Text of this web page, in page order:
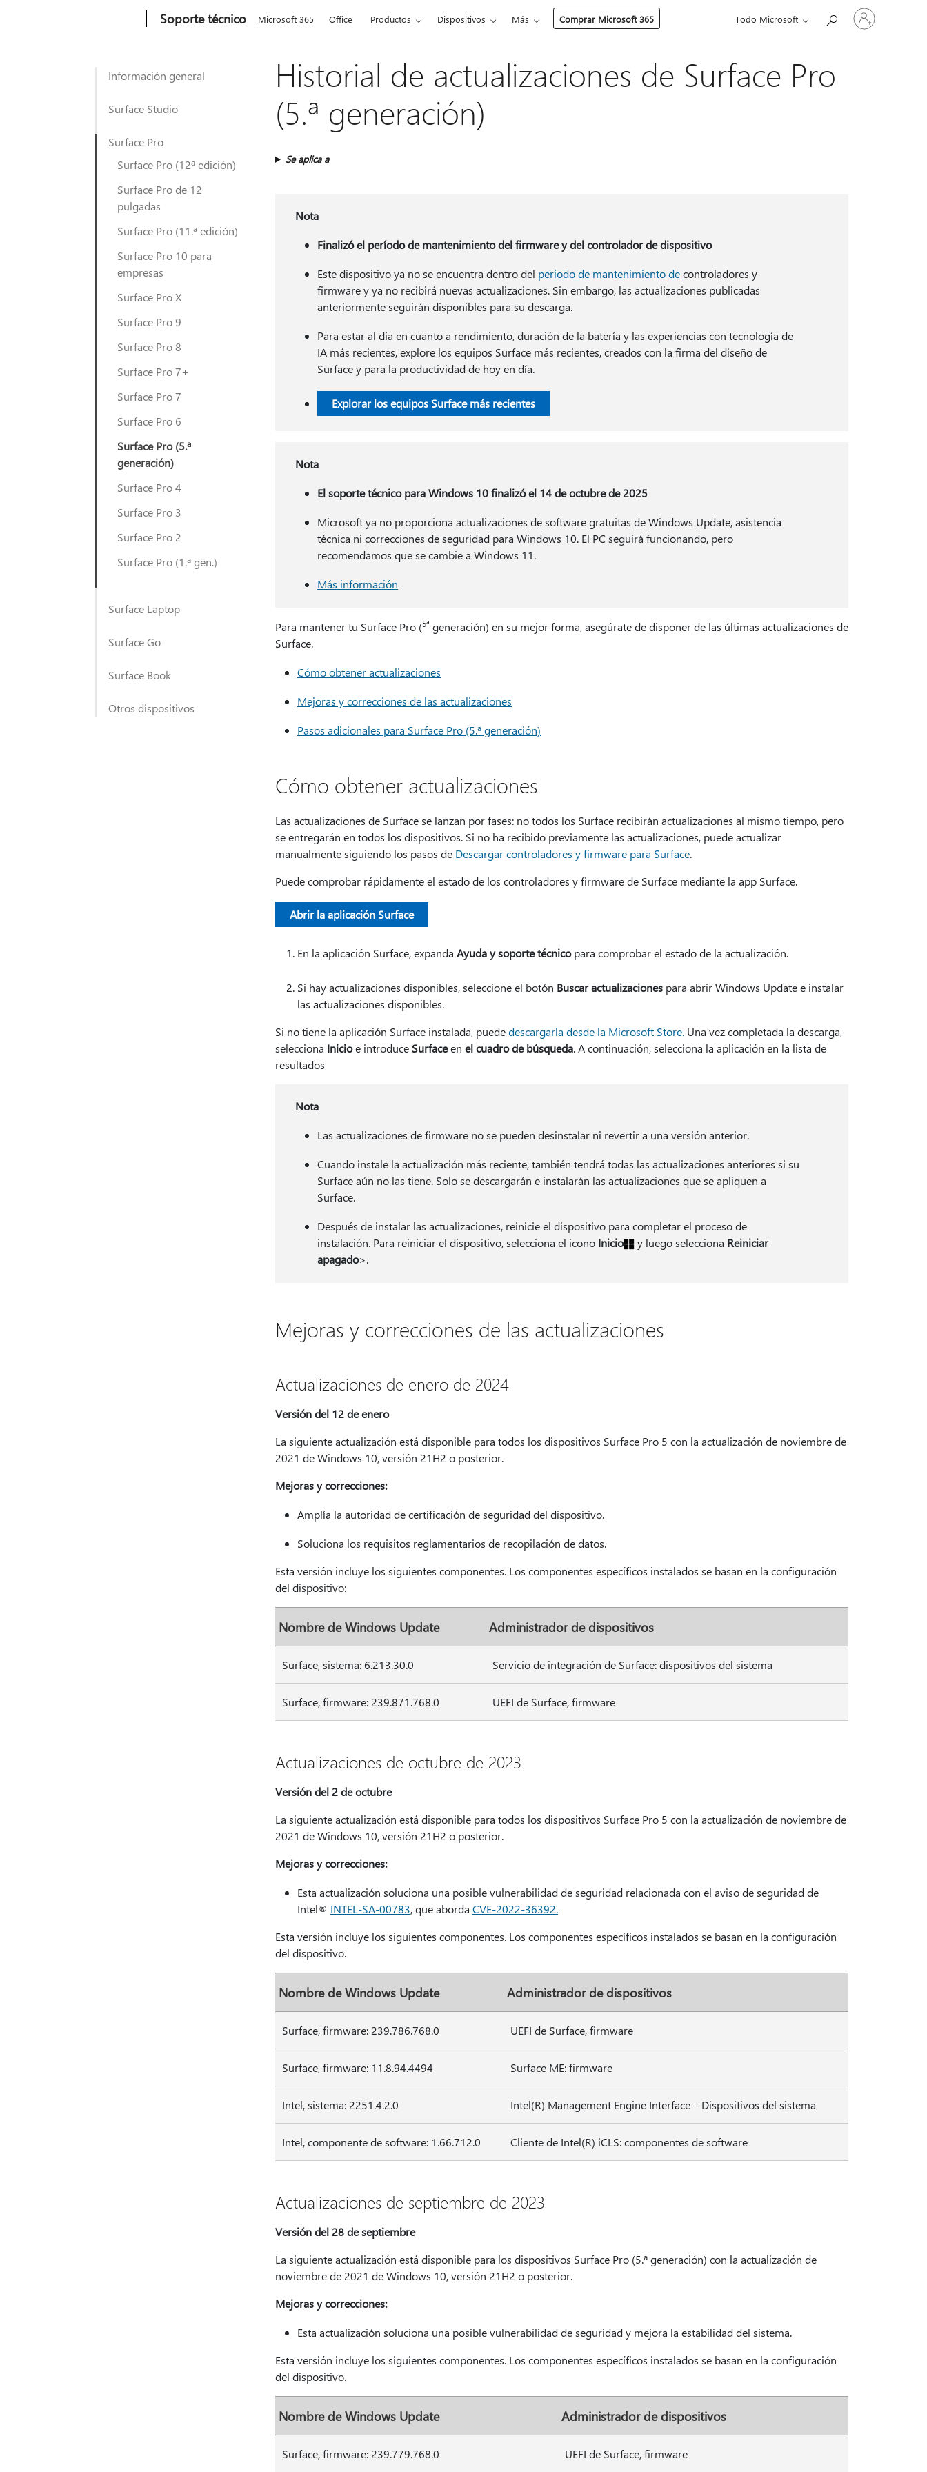
Soporte técnico Microsoft 365 Office Productos Dispositivos Más Comprar Microsoft 365 Todo Microsoft
Iniciar
sesión
Información general
Surface Studio
Surface Pro
Surface Pro (12ª edición)
Surface Pro de 12
pulgadas
Surface Pro (11.ª edición)
Surface Pro 10 para
empresas
Surface Pro X
Surface Pro 9
Surface Pro 8
Surface Pro 7+
Surface Pro 7
Surface Pro 6
Surface Pro (5.ª
generación)
Surface Pro 4
Surface Pro 3
Surface Pro 2
Surface Pro (1.ª gen.)
Surface Laptop
Surface Go
Surface Book
Otros dispositivos
Historial de actualizaciones de Surface Pro
(5.ª generación)
Se aplica a
Nota
Finalizó el período de mantenimiento del firmware y del controlador de dispositivo
Este dispositivo ya no se encuentra dentro del período de mantenimiento decontroladores y
firmware y ya no recibirá nuevas actualizaciones. Sin embargo, las actualizaciones publicadas
anteriormente seguirán disponibles para su descarga.
Para estar al día en cuanto a rendimiento, duración de la batería y las experiencias con tecnología de
IA más recientes, explore los equipos Surface más recientes, creados con la firma del diseño de
Surface y para la productividad de hoy en día.
Explorar los equipos Surface más recientes
Nota
El soporte técnico para Windows 10 finalizó el 14 de octubre de 2025
Microsoft ya no proporciona actualizaciones de software gratuitas de Windows Update, asistencia
técnica ni correcciones de seguridad para Windows 10. El PC seguirá funcionando, pero
recomendamos que se cambie a Windows 11.
Más información
Para mantener tu Surface Pro (5ª generación) en su mejor forma, asegúrate de disponer de las últimas actualizaciones de
Surface.
Cómo obtener actualizaciones
Mejoras y correcciones de las actualizaciones
Pasos adicionales para Surface Pro (5.ª generación)
Cómo obtener actualizaciones
Las actualizaciones de Surface se lanzan por fases: no todos los Surface recibirán actualizaciones al mismo tiempo, pero
se entregarán en todos los dispositivos. Si no ha recibido previamente las actualizaciones, puede actualizar
manualmente siguiendo los pasos de Descargar controladores y firmware para Surface.
Puede comprobar rápidamente el estado de los controladores y firmware de Surface mediante la app Surface.
Abrir la aplicación Surface
En la aplicación Surface, expanda Ayuda y soporte técnicopara comprobar el estado de la actualización.
Si hay actualizaciones disponibles, seleccione el botón Buscar actualizaciones para abrir Windows Update e instalar
las actualizaciones disponibles.
Si no tiene la aplicación Surface instalada, puededescargarla desde la Microsoft Store. Una vez completada la descarga,
selecciona Inicioe introduce Surfaceen el cuadro de búsqueda. A continuación, selecciona la aplicación en la lista de
resultados
Nota
Las actualizaciones de firmware no se pueden desinstalar ni revertir a una versión anterior.
Cuando instale la actualización más reciente, también tendrá todas las actualizaciones anteriores si su
Surface aún no las tiene. Solo se descargarán e instalarán las actualizaciones que se apliquen a
Surface.
Después de instalar las actualizaciones, reinicie el dispositivo para completar el proceso de
instalación. Para reiniciar el dispositivo, selecciona el icono Inicio y luego selecciona Reiniciar
apagado>.
Mejoras y correcciones de las actualizaciones
Actualizaciones de enero de 2024
Versión del 12 de enero
La siguiente actualización está disponible para todos los dispositivos Surface Pro 5 con la actualización de noviembre de
2021 de Windows 10, versión 21H2 o posterior.
Mejoras y correcciones:
Amplía la autoridad de certificación de seguridad del dispositivo.
Soluciona los requisitos reglamentarios de recopilación de datos.
Esta versión incluye los siguientes componentes. Los componentes específicos instalados se basan en la configuración
del dispositivo:
Nombre de Windows Update Administrador de dispositivos
Surface, sistema: 6.213.30.0 Servicio de integración de Surface: dispositivos del sistema
Surface, firmware: 239.871.768.0 UEFI de Surface, firmware
Actualizaciones de octubre de 2023
Versión del 2 de octubre
La siguiente actualización está disponible para todos los dispositivos Surface Pro 5 con la actualización de noviembre de
2021 de Windows 10, versión 21H2 o posterior.
Mejoras y correcciones:
Esta actualización soluciona una posible vulnerabilidad de seguridad relacionada con el aviso de seguridad de
Intel® INTEL-SA-00783, que aborda CVE-2022-36392.
Esta versión incluye los siguientes componentes. Los componentes específicos instalados se basan en la configuración
del dispositivo.
Nombre de Windows Update Administrador de dispositivos
Surface, firmware: 239.786.768.0 UEFI de Surface, firmware
Surface, firmware: 11.8.94.4494 Surface ME: firmware
Intel, sistema: 2251.4.2.0 Intel(R) Management Engine Interface – Dispositivos del sistema
Intel, componente de software: 1.66.712.0 Cliente de Intel(R) iCLS: componentes de software
Actualizaciones de septiembre de 2023
Versión del 28 de septiembre
La siguiente actualización está disponible para los dispositivos Surface Pro (5.ª generación) con la actualización de
noviembre de 2021 de Windows 10, versión 21H2 o posterior.
Mejoras y correcciones:
Esta actualización soluciona una posible vulnerabilidad de seguridad y mejora la estabilidad del sistema.
Esta versión incluye los siguientes componentes. Los componentes específicos instalados se basan en la configuración
del dispositivo.
Nombre de Windows Update Administrador de dispositivos
Surface, firmware: 239.779.768.0 UEFI de Surface, firmware